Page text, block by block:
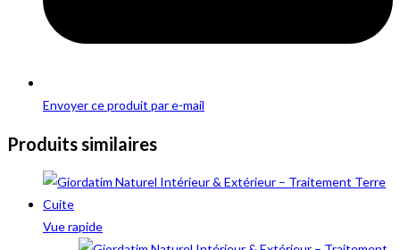
Envoyer ce produit par e-mail
Produits similaires
Vue rapide